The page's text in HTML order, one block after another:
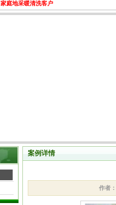
家庭地采暖清洗客户
案例详情
作者：